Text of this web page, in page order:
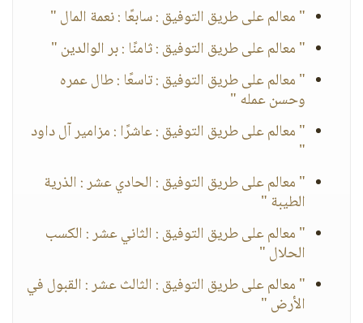
" معالم على طريق التوفيق : سابعًا : نعمة المال "
" معالم على طريق التوفيق : ثامنًا : بر الوالدين "
" معالم على طريق التوفيق : تاسعًا : طال عمره
وحسن عمله "
" معالم على طريق التوفيق : عاشرًا : مزامير آل داود
"
" معالم على طريق التوفيق : الحادي عشر : الذرية
الطيبة "
" معالم على طريق التوفيق : الثاني عشر : الكسب
الحلال "
" معالم على طريق التوفيق : الثالث عشر : القبول في
الأرض "